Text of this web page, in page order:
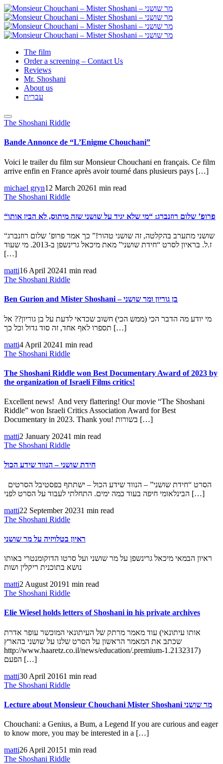
The film
Order a screening – Contact Us
Reviews
Mr. Shoshani
About us
עברית
The Shoshani Riddle
Bande Annonce de “L’Enigme Chouchani”
Voici le trailer du film sur Monsieur Chouchani en français. Ce film
arrive enfin en France après avoir tourné dans plusieurs pays […]
michael gryn12 March 20261 min read
The Shoshani Riddle
“פרופ’ שלום רוזנברג: “מי שלא יגיד על שושני שזה מיתוס, לא הבין אותו
“שושני מתערב בהקלטה, זה שושני טהור!” כך אמר פרופ’ שלום רוזנברג
ז.ל. בראיון לסרט “חידת שושני” מאת מיכאל גרינשפן ב-2013. מי שעוד
[…]
matti16 April 20241 min read
The Shoshani Riddle
Ben Gurion and Mister Shoshani – בן גוריון ומר שושני
מי יודע מה הדבר הכי (ממש הכי) חשוב שכדאי לדעת על בן גוריון?? אל
תספרו לאף אחד, זה סוד גדול וכל כך […]
matti4 April 20241 min read
The Shoshani Riddle
The Shoshani Riddle won Best Documentary Award of 2023 by
the organization of Israeli Films critics!
Excellent news! And very flattering! Our movie “The Shoshani
Riddle” won Israeli Critics Association Award for Best
Documentary in 2023. Thank you! בשורות […]
matti2 January 20241 min read
The Shoshani Riddle
חידת שושני – הנווד שידע הכול
הבינלאומי חיפה בעוד כמה ימים. התחלתי לעבוד על הסרט לפני […]
matti22 September 20231 min read
The Shoshani Riddle
ראיון בטלויזיה על מר שושני
ראיון הבמאי מיכאל גרינשפן על מר שושני ועל סרטו הדוקומנטרי באותו
נושא בתוכנית ריקלין ושות
matti2 August 20191 min read
The Shoshani Riddle
Elie Wiesel holds letters of Shoshani in his private archives
עוד מאמר מרתק של העיתונאי המוכשר עופר אדרת (אותו עיתונאי
שכתב את המאמר הראשון על הסרט שלנו על שושני בהארץ
http://www.haaretz.co.il/news/education/.premium-1.2132317)
הפעם […]
matti30 April 20161 min read
The Shoshani Riddle
Lecture about Monsieur Chouchani Mister Shoshani מר שושני
Chouchani: a Genius, a Bum, a Legend If you are curious and eager
to know more, you may be interested in a […]
matti26 April 20151 min read
The Shoshani Riddle